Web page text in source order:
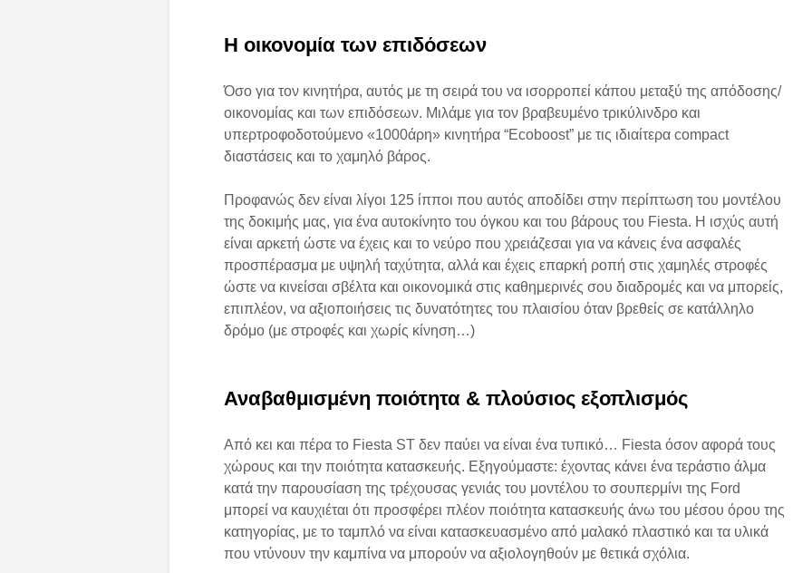
Η οικονομία των επιδόσεων
Όσο για τον κινητήρα, αυτός με τη σειρά του να ισορροπεί κάπου μεταξύ της απόδοσης/
οικονομίας και των επιδόσεων. Μιλάμε για τον βραβευμένο τρικύλινδρο και
υπερτροφοδοτούμενο «1000άρη» κινητήρα “Ecoboost” με τις ιδιαίτερα compact
διαστάσεις και το χαμηλό βάρος.
Προφανώς δεν είναι λίγοι 125 ίπποι που αυτός αποδίδει στην περίπτωση του μοντέλου
της δοκιμής μας, για ένα αυτοκίνητο του όγκου και του βάρους του Fiesta. Η ισχύς αυτή
είναι αρκετή ώστε να έχεις και το νεύρο που χρειάζεσαι για να κάνεις ένα ασφαλές
προσπέρασμα με υψηλή ταχύτητα, αλλά και έχεις επαρκή ροπή στις χαμηλές στροφές
ώστε να κινείσαι σβέλτα και οικονομικά στις καθημερινές σου διαδρομές και να μπορείς,
επιπλέον, να αξιοποιήσεις τις δυνατότητες του πλαισίου όταν βρεθείς σε κατάλληλο
δρόμο (με στροφές και χωρίς κίνηση…)
Αναβαθμισμένη ποιότητα & πλούσιος εξοπλισμός
Από κει και πέρα το Fiesta ST δεν παύει να είναι ένα τυπικό… Fiesta όσον αφορά τους
χώρους και την ποιότητα κατασκευής. Εξηγούμαστε: έχοντας κάνει ένα τεράστιο άλμα
κατά την παρουσίαση της τρέχουσας γενιάς του μοντέλου το σουπερμίνι της Ford
μπορεί να καυχιέται ότι προσφέρει πλέον ποιότητα κατασκευής άνω του μέσου όρου της
κατηγορίας, με το ταμπλό να είναι κατασκευασμένο από μαλακό πλαστικό και τα υλικά
που ντύνουν την καμπίνα να μπορούν να αξιολογηθούν με θετικά σχόλια.